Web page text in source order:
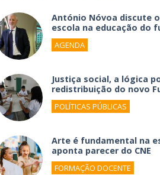
António Nóvoa discute
escola na educação do
AGENDA
Justiça social, a lógica
redistribuição do novo
POLÍTICAS PÚBLICAS
Arte é fundamental na
aponta parecer do CNE
FORMAÇÃO DOCENTE